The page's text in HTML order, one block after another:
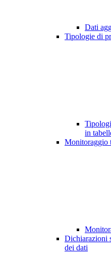
Dati
Tipologie di
in
Monitoraggio
Dichiarazioni
dei dati